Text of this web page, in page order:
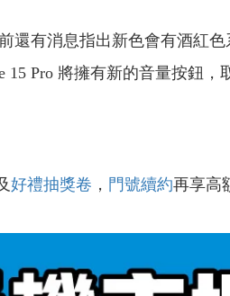
還有消息指出新色會有酒紅
Pro 將擁有新的音量按鈕，
好禮抽獎卷 ， 門號續約再享高